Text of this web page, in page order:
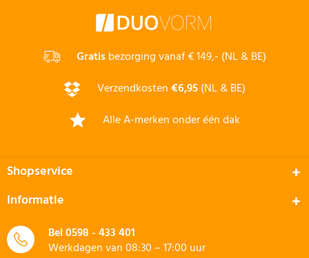
Gratisbezorging vanaf € 149,- (NL & BE)
Verzendkosten€6,95(NL & BE)
Alle A-merken onder één dak
Shopservice
Informatie
Bel0598 - 433 401
Werkdagen van 08:30 – 17:00 uur